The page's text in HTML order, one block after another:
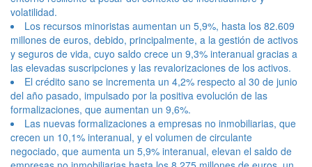
volatilidad.
Los recursos minoristas aumentan un 5,9%, hasta los 82.609
millones de euros, debido, principalmente, a la gestión de activos
y seguros de vida, cuyo saldo crece un 9,3% interanual gracias a
las elevadas suscripciones y las revalorizaciones de los activos.
El crédito sano se incrementa un 4,2% respecto al 30 de junio
del año pasado, impulsado por la positiva evolución de las
formalizaciones, que aumentan un 9,6%.
Las nuevas formalizaciones a empresas no inmobiliarias, que
crecen un 10,1% interanual, y el volumen de circulante
negociado, que aumenta un 5,9% interanual, elevan el saldo de